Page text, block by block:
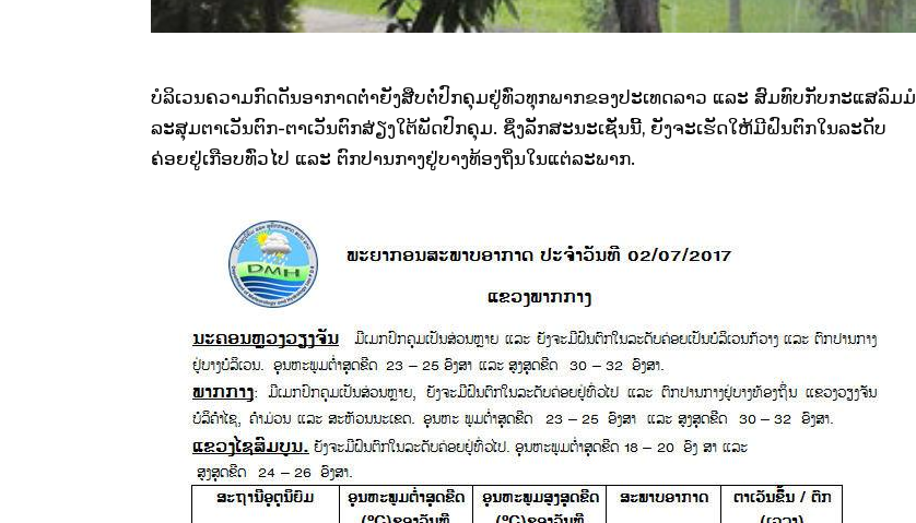
ບໍລິເວນຄວາມກົດດັນອາກາດຕໍ່າຍັງສືບຕໍ່ປົກຄຸມຢູ່ທົ່ວທຸກພາກຂອງປະເທດລາວ ແລະ ສົມທົບກັບກະແສລົມມໍ
ລະສຸມຕາເວັນຕົກ-ຕາເວັນຕົກສ່ຽງໃຕ້ພັດປົກຄຸມ. ຊຶ່ງລັກສະນະເຊັ່ນນີ້, ຍັງຈະເຮັດໃຫ້ມີຝົນຕົກໃນລະດັບ
ຄ່ອຍຢູ່ເກືອບທົ່ວໄປ ແລະ ຕົກປານກາງຢູ່ບາງທ້ອງຖິ່ນໃນແຕ່ລະພາກ.